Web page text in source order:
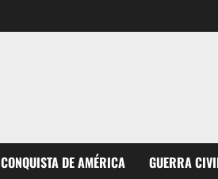
CONQUISTA DE AMÉRICA GUERRA